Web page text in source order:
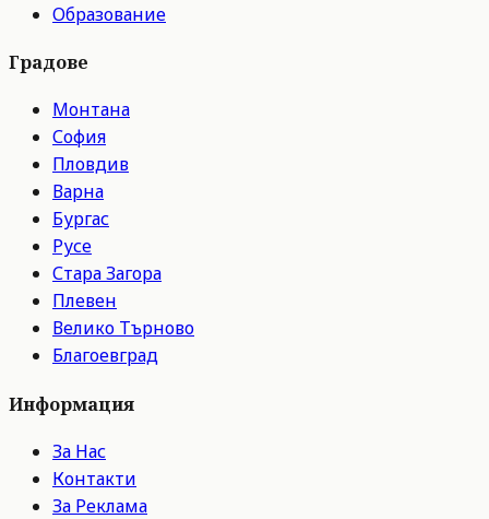
Образование
Градове
Монтана
София
Пловдив
Варна
Бургас
Русе
Стара Загора
Плевен
Велико Търново
Благоевград
Информация
За Нас
Контакти
За Реклама